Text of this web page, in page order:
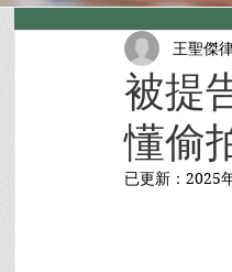
被提
懂偷
王聖傑
已更新： 2025